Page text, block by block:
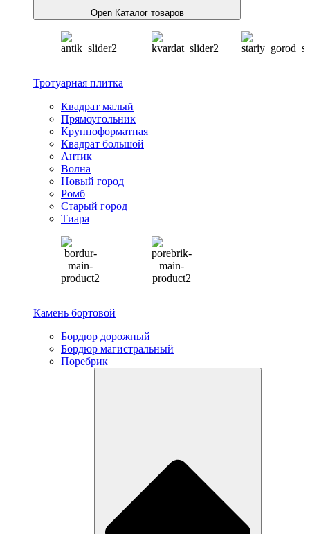
Open Каталог товаров
Тротуарная плитка
Квадрат малый
Прямоугольник
Крупноформатная
Квадрат большой
Антик
Волна
Новый город
Ромб
Старый город
Тиара
Камень бортовой
Бордюр дорожный
Бордюр магистральный
Поребрик